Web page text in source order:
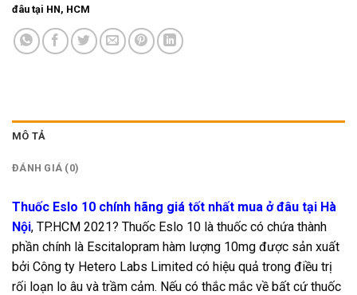
đâu tại HN, HCM
MÔ TẢ
ĐÁNH GIÁ (0)
Thuốc Eslo 10 chính hãng giá tốt nhất mua ở đâu tại Hà
Nội, TP.HCM 2021? Thuốc Eslo 10 là thuốc có chứa thành
phần chính là Escitalopram hàm lượng 10mg được sản xuất
bởi Công ty Hetero Labs Limited có hiệu quả trong điều trị
rối loạn lo âu và trầm cảm. Nếu có thắc mắc về bất cứ thuốc